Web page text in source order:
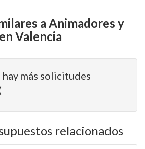
a Animadores y
Valencia
hay más solicitudes
relacionados